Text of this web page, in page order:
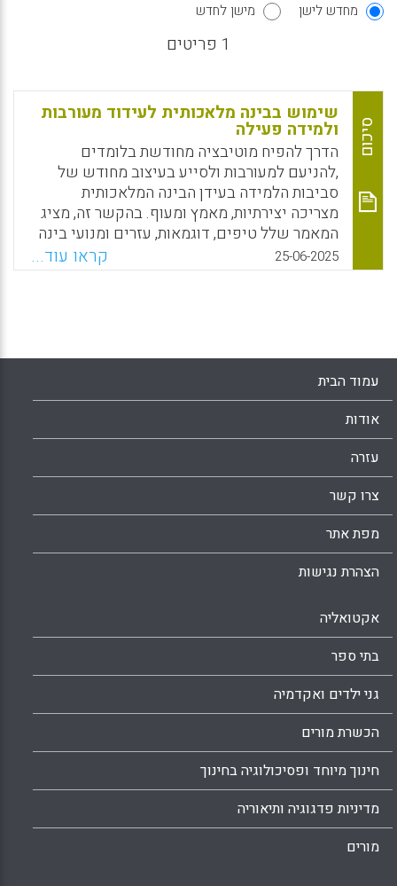
מחדש לישן
מישן לחדש
1 פריטים
סיכום
שימוש בבינה מלאכותית לעידוד מעורבות
ולמידה פעילה
הדרך להפיח מוטיבציה מחודשת בלומדים
,להניעם למעורבות ולסייע בעיצוב מחודש של
סביבות הלמידה בעידן הבינה המלאכותית
מצריכה יצירתיות, מאמץ ומעוף. בהקשר זה, מציג
המאמר שלל טיפים, דוגמאות, עזרים ומנועי בינה
מלאכותית חדשניים אשר מאפשרים לדמיין
מחדש את המרחב הפדגוגי ולהציע חוויית למידה
25-06-2025 קראו עוד...
עמוד הבית
אודות
עזרה
צרו קשר
מפת אתר
הצהרת נגישות
אקטואליה
בתי ספר
גני ילדים ואקדמיה
הכשרת מורים
חינוך מיוחד ופסיכולוגיה בחינוך
מדיניות פדגוגיה ותיאוריה
מורים